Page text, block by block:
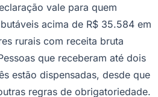
vale para quem
acima de R$ 35.584 em
rurais com receita bruta
que receberam até dois
estão dispensadas, desde que
regras de obrigatoriedade.